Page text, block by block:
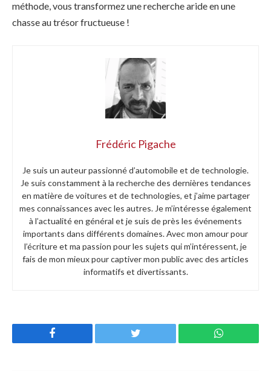
méthode, vous transformez une recherche aride en une
chasse au trésor fructueuse !
Frédéric Pigache
Je suis un auteur passionné d’automobile et de technologie.
Je suis constamment à la recherche des dernières tendances
en matière de voitures et de technologies, et j’aime partager
mes connaissances avec les autres. Je m’intéresse également
à l’actualité en général et je suis de près les événements
importants dans différents domaines. Avec mon amour pour
l’écriture et ma passion pour les sujets qui m’intéressent, je
fais de mon mieux pour captiver mon public avec des articles
informatifs et divertissants.
Twitter WhatsApp